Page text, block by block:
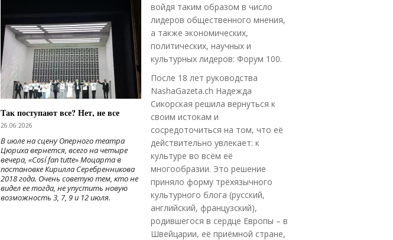
Так поступают все? Нет, не все
26.06.2026
В июле на сцену Оперного театра
Цюриха вернется, всего на четыре
вечера, «Cosí fan tutte» Моцарта в
постановке Кирилла Серебренникова
2018 года. Очень советую тем, кто не
видел ее тогда, не упустить новую
возможность 3, 7, 9 и 12 июля.
войдя таким образом в число
лидеров общественного мнения,
а также экономических,
политических, научных и
культурных лидеров: Форум 100.
После 18 лет руководства
NashaGazeta.ch Надежда
Сикорская решила вернуться к
своим истокам и
сосредоточиться на том, что её
действительно увлекает: к
культуре во всём её
многообразии. Это решение
приняло форму трёхязычного
культурного блога (русский,
английский, французский),
родившегося в сердце Европы – в
Швейцарии, её приёмной стране,